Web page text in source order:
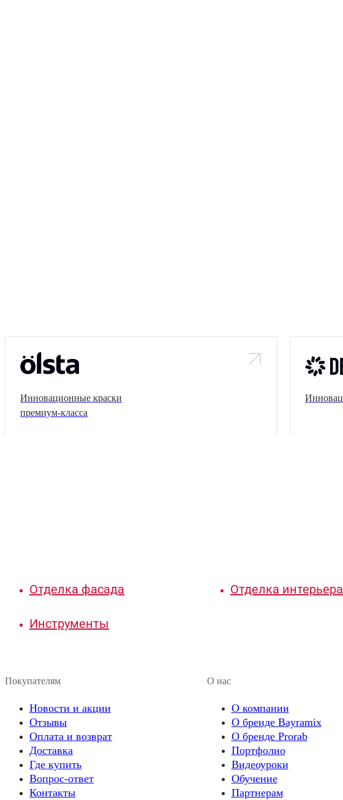
Инновационные краски премиум-класса
Отделка фасада Отделка интерьера
Инструменты
Покупателям
Новости и акции
Отзывы
Оплата и возврат
Доставка
Где купить
Вопрос-ответ
Контакты
О нас
О компании
О бренде Bayramix
О бренде Prorab
Портфолио
Видеоуроки
Обучение
Партнерам